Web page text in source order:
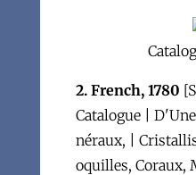
2. French, 1780
Catalogue |
néraux, |
oquilles, Coraux,